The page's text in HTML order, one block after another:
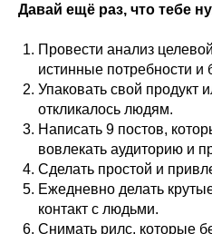
Давай ещё раз, что тебе
Провести анализ
истинные потребности и
Упаковать свой продукт
откликалось людям.
Написать 9 постов,
вовлекать аудиторию и
Сделать простой и
Ежедневно делать
контакт с людьми.
Снимать рилс, которые